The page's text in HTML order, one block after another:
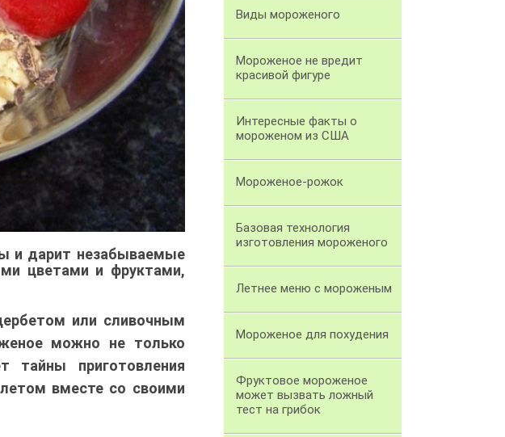
и дарит незабываемые
цветами и фруктами,
или сливочным
можно не только
тайны приготовления
вместе со своими
Виды мороженого
Мороженое не вредит
красивой фигуре
Интересные факты о
мороженом из США
Мороженое-рожок
Базовая технология
изготовления мороженого
Летнее меню с мороженым
Мороженое для похудения
Фруктовое мороженое
может вызвать ложный
тест на грибок